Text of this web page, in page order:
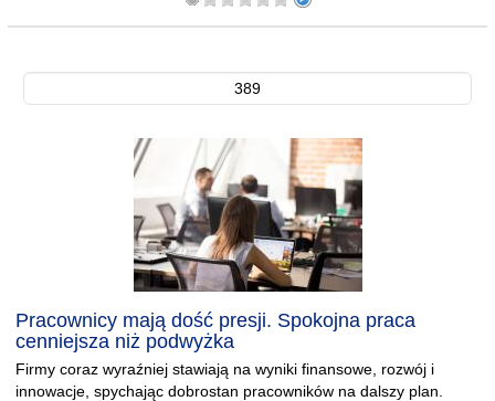
389
Pracownicy mają dość presji. Spokojna praca
cenniejsza niż podwyżka
Firmy coraz wyraźniej stawiają na wyniki finansowe, rozwój i
innowacje, spychając dobrostan pracowników na dalszy plan.